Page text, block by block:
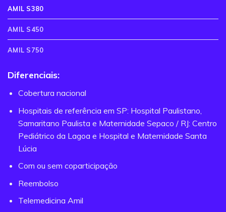
AMIL S380
AMIL S450
AMIL S750
Diferenciais:
Cobertura nacional
Hospitais de referência em SP: Hospital Paulistano,
Samaritano Paulista e Maternidade Sepaco / RJ: Centro
Pediátrico da Lagoa e Hospital e Maternidade Santa
Lúcia
Com ou sem coparticipação
Reembolso
Telemedicina Amil